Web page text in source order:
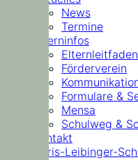
News
Termine
Elterninfos
Elternleitfaden
Förderverein
Formulare &
Mensa
Schulweg &
Kontakt
Doris-Leibinger-